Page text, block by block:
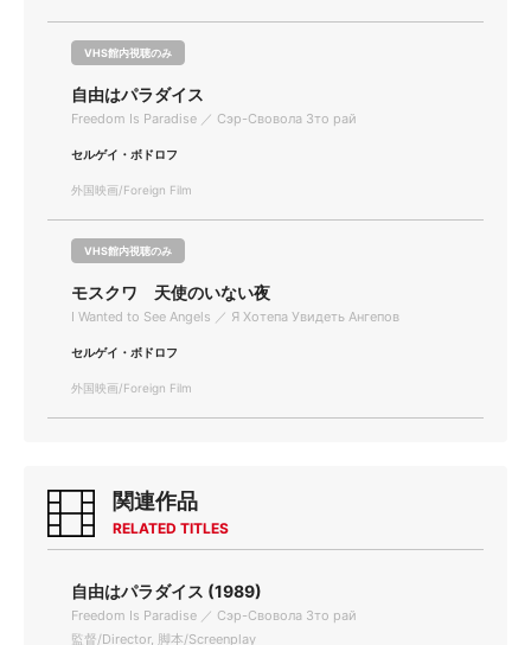
VHS館内視聴のみ
自由はパラダイス
Freedom Is Paradise ／ Сэр-Свовола Зто рай
セルゲイ・ボドロフ
外国映画/Foreign Film
VHS館内視聴のみ
モスクワ 天使のいない夜
I Wanted to See Angels ／ Я Хотепа Увидеть Ангепов
セルゲイ・ボドロフ
外国映画/Foreign Film
関連作品
RELATED TITLES
自由はパラダイス (1989)
Freedom Is Paradise ／ Сэр-Свовола Зто рай
監督/Director, 脚本/Screenplay